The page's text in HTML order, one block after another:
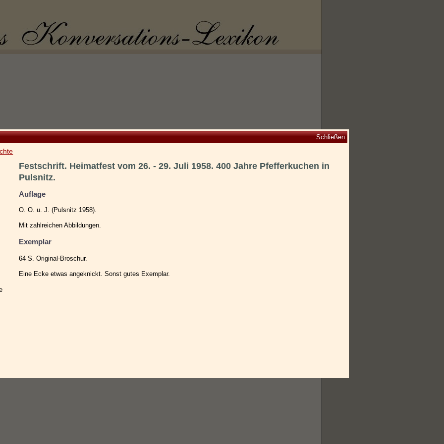
Schließen
Festschrift. Heimatfest vom 26. - 29. Juli 1958. 400 Jahre Pfefferkuchen in
Pulsnitz.
Auflage
O. O. u. J. (Pulsnitz 1958).
Mit zahlreichen Abbildungen.
Exemplar
64 S. Original-Broschur.
Eine Ecke etwas angeknickt. Sonst gutes Exemplar.